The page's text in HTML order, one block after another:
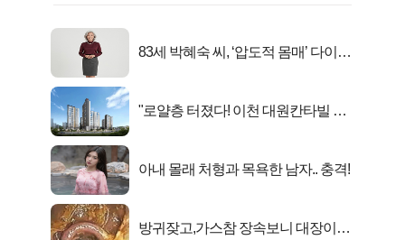
83세 박혜숙 씨, ‘압도적 몸매’ 다이어
"로얄층 터졌다! 이천 대원칸타빌 잔
아내 몰래 처형과 목욕한 남자.. 충격!
방귀잦고,가스참 장속보니 대장이아